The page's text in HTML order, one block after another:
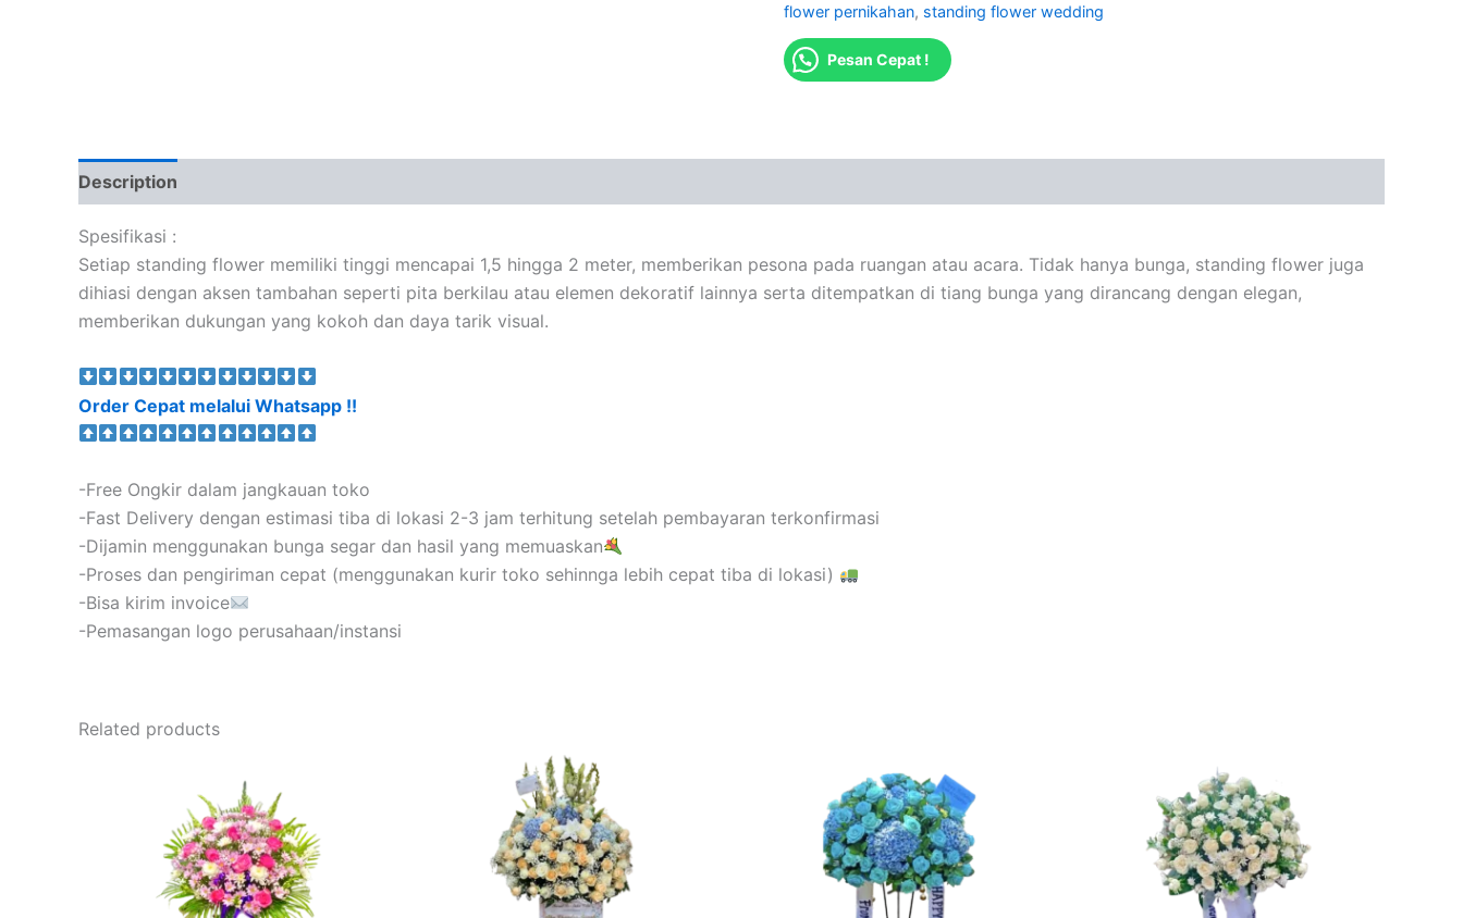
flower pernikahan, standing flower wedding
Pesan Cepat !
Description
Spesifikasi :
Setiap standing flower memiliki tinggi mencapai 1,5 hingga 2 meter, memberikan pesona pada ruangan atau acara. Tidak hanya bunga, standing flower juga
dihiasi dengan aksen tambahan seperti pita berkilau atau elemen dekoratif lainnya serta ditempatkan di tiang bunga yang dirancang dengan elegan,
memberikan dukungan yang kokoh dan daya tarik visual.
Order Cepat melalui Whatsapp !!
-Free Ongkir dalam jangkauan toko
-Fast Delivery dengan estimasi tiba di lokasi 2-3 jam terhitung setelah pembayaran terkonfirmasi
-Dijamin menggunakan bunga segar dan hasil yang memuaskan
-Proses dan pengiriman cepat (menggunakan kurir toko sehinnga lebih cepat tiba di lokasi)
-Bisa kirim invoice
-Pemasangan logo perusahaan/instansi
Related products